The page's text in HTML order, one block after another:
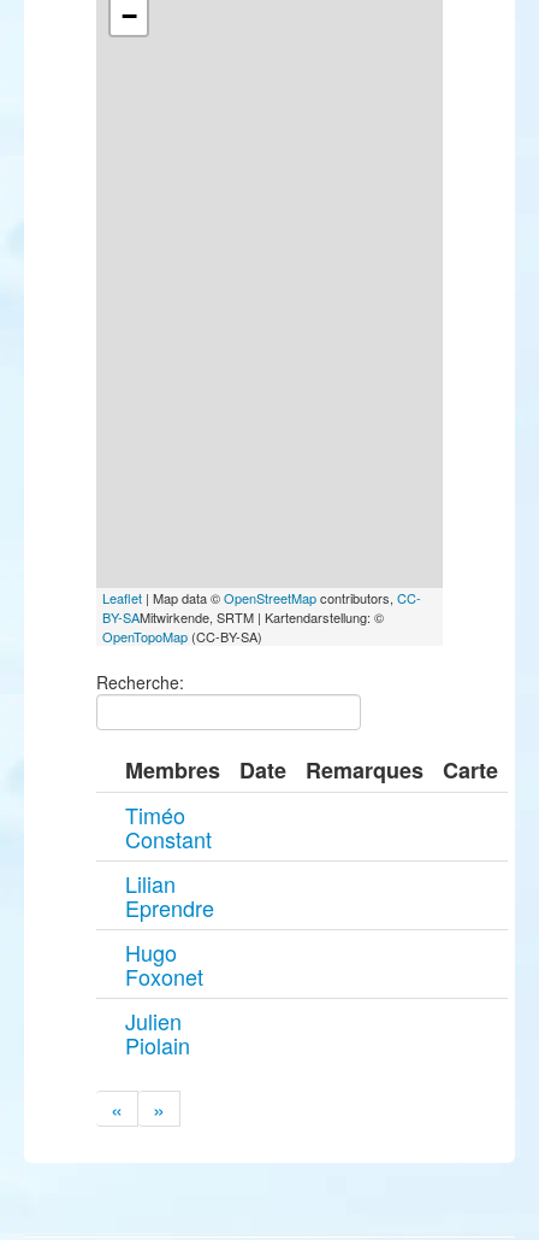
−
Leaflet | Map data ©OpenStreetMapcontributors, CC-
BY-SAMitwirkende, SRTM | Kartendarstellung: ©
OpenTopoMap (CC-BY-SA)
Recherche:
Membres Date Remarques
Carte
Timéo
Constant
Lilian
Eprendre
Hugo
Foxonet
Julien
Piolain
« »